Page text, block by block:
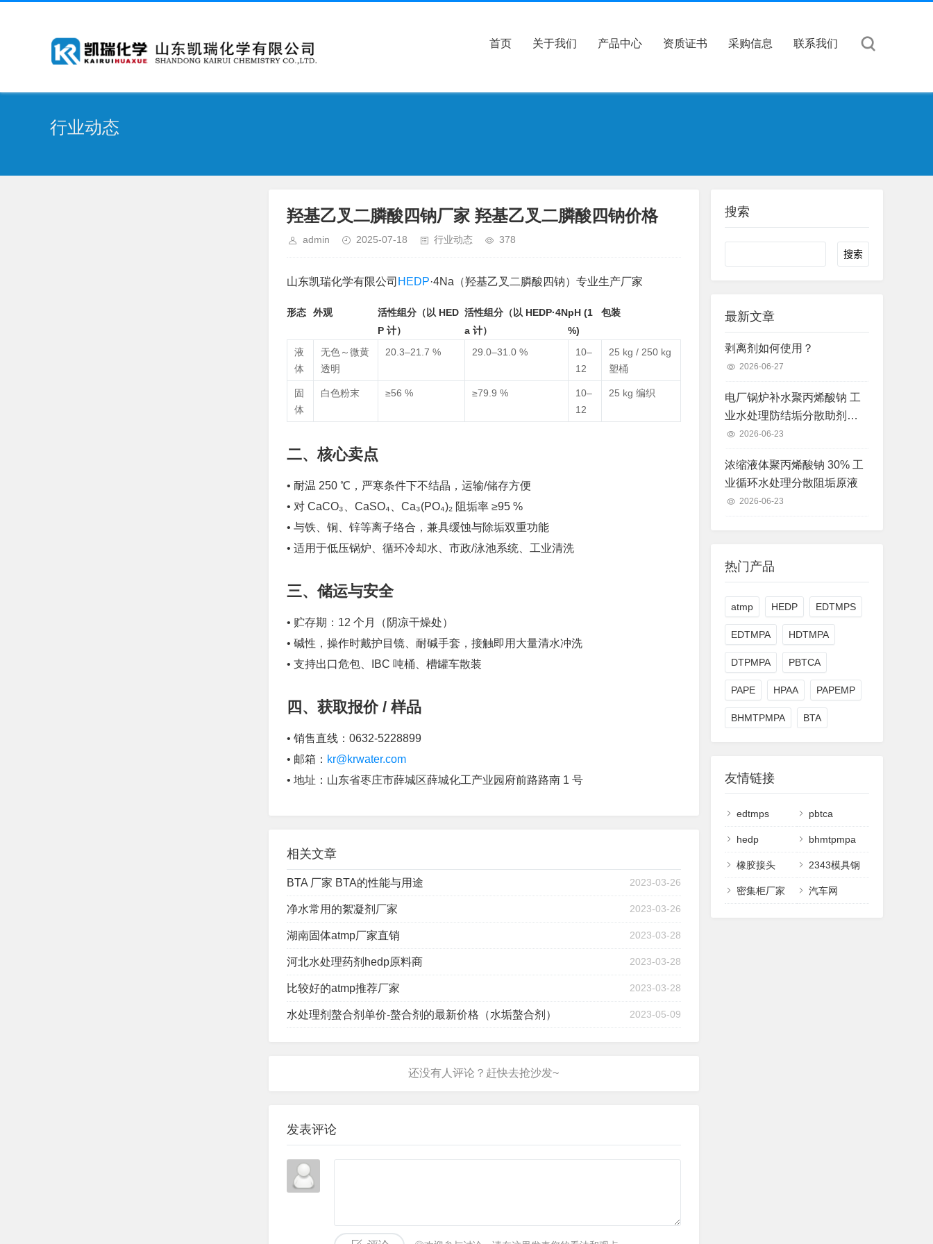
首页 关于我们 产品中心 资质证书 采购信息 联系我们
行业动态
羟基乙叉二膦酸四钠厂家 羟基乙叉二膦酸四钠价格
admin 2025-07-18 行业动态 378
山东凯瑞化学有限公司 HEDP·4Na（羟基乙叉二膦酸四钠）专业生产厂家
形态 外观
活性组分（以 HED
P 计）
活性组分（以 HEDP·4N
a 计）
pH (1
%)
包装
液
体
无色～微黄
透明
20.3–21.7 % 29.0–31.0 %
10–
12
25 kg / 250 kg
塑桶
固
体
白色粉末 ≥56 % ≥79.9 %
10–
12
25 kg 编织
二、核心卖点
• 耐温 250 ℃，严寒条件下不结晶，运输/储存方便
• 对 CaCO₃、CaSO₄、Ca₃(PO₄)₂ 阻垢率 ≥95 %
• 与铁、铜、锌等离子络合，兼具缓蚀与除垢双重功能
• 适用于低压锅炉、循环冷却水、市政/泳池系统、工业清洗
三、储运与安全
• 贮存期：12 个月（阴凉干燥处）
• 碱性，操作时戴护目镜、耐碱手套，接触即用大量清水冲洗
• 支持出口危包、IBC 吨桶、槽罐车散装
四、获取报价 / 样品
• 销售直线：0632-5228899
• 邮箱： kr@krwater.com
• 地址：山东省枣庄市薛城区薛城化工产业园府前路路南 1 号
相关文章
BTA 厂家 BTA的性能与用途 2023-03-26
净水常用的絮凝剂厂家 2023-03-26
湖南固体atmp厂家直销 2023-03-28
河北水处理药剂hedp原料商 2023-03-28
比较好的atmp推荐厂家 2023-03-28
水处理剂螯合剂单价-螯合剂的最新价格（水垢螯合剂） 2023-05-09
发表评论
搜索
Search
最新文章
剥离剂如何使用？
2026-06-27
电厂锅炉补水聚丙烯酸钠 工
业水处理防结垢分散助剂现
货 2026-06-23
浓缩液体聚丙烯酸钠 30% 工
业循环水处理分散阻垢原液
2026-06-23
热门产品
atmp HEDP EDTMPS
EDTMPA HDTMPA
DTPMPA PBTCA
PAPE HPAA PAPEMP
BHMTPMPA BTA
友情链接
edtmps pbtca
hedp bhmtpmpa
橡胶接头 2343模具钢
密集柜厂家 汽车网